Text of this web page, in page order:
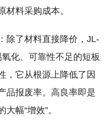
材料采购成本。
除了材料直接降价，JL-
化、可靠性不足的短板
，它从根源上降低了因
品报废率。高良率即是
幅“增效”。